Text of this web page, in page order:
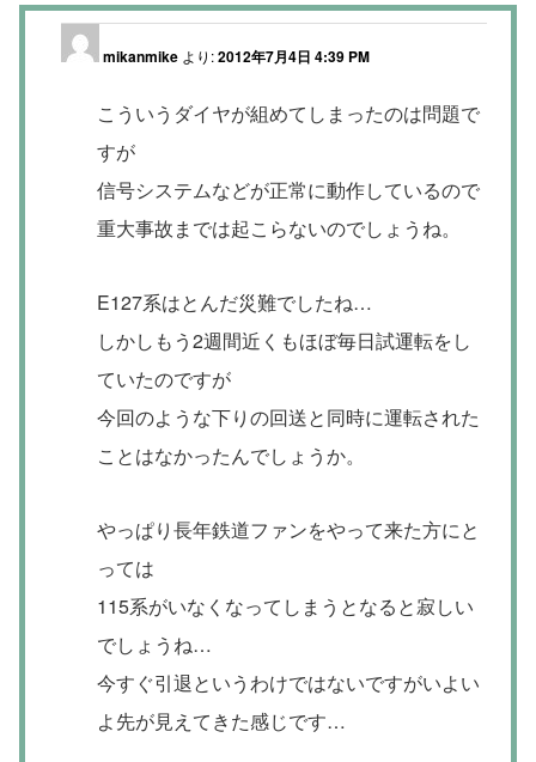
mikanmike より:2012年7月4日 4:39 PM
こういうダイヤが組めてしまったのは問題で
すが
信号システムなどが正常に動作しているので
重大事故までは起こらないのでしょうね。
E127系はとんだ災難でしたね…
しかしもう2週間近くもほぼ毎日試運転をし
ていたのですが
今回のような下りの回送と同時に運転された
ことはなかったんでしょうか。
やっぱり長年鉄道ファンをやって来た方にと
っては
115系がいなくなってしまうとなると寂しい
でしょうね…
今すぐ引退というわけではないですがいよい
よ先が見えてきた感じです…